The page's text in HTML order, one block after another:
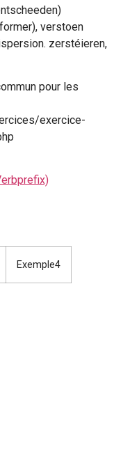
verstoen
zerstéieren,
pour les
exercice-
Exemple4